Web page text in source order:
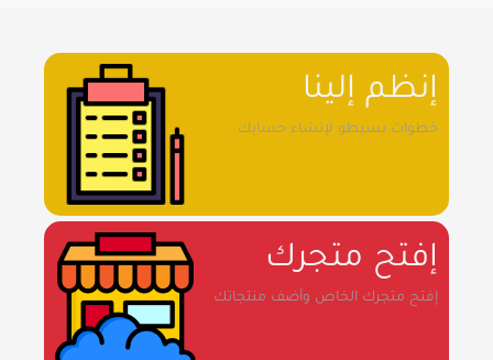
إنظم إلينا
خطوات بسيطو لإنشاء حسابك
إفتح متجرك
إفتح متجرك الخاص وأضف منتجاتك